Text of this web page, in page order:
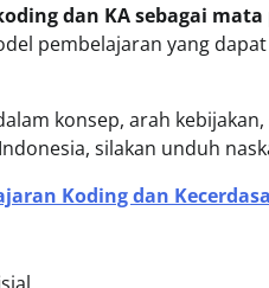
dan KA sebagai
pembelajaran yang
konsep, arah
silakan unduh
Koding dan